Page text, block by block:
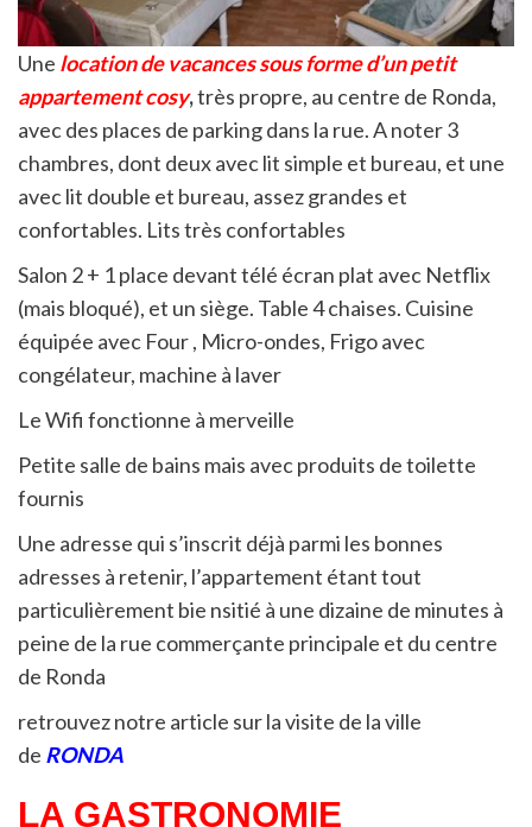
Une location de vacances sous forme d’un petit
appartement cosy,très propre, au centre de Ronda,
avec des places de parking dans la rue. A noter 3
chambres, dont deux avec lit simple et bureau, et une
avec lit double et bureau, assez grandes et
confortables. Lits très confortables
Salon 2 + 1 place devant télé écran plat avec Netflix
(mais bloqué), et un siège. Table 4 chaises. Cuisine
équipée avec Four , Micro-ondes, Frigo avec
congélateur, machine à laver
Le Wifi fonctionne à merveille
Petite salle de bains mais avec produits de toilette
fournis
Une adresse qui s’inscrit déjà parmi les bonnes
adresses à retenir, l’appartement étant tout
particulièrement bie nsitié à une dizaine de minutes à
peine de la rue commerçante principale et du centre
de Ronda
retrouvez notre article sur la visite de la ville
de RONDA
LA GASTRONOMIE